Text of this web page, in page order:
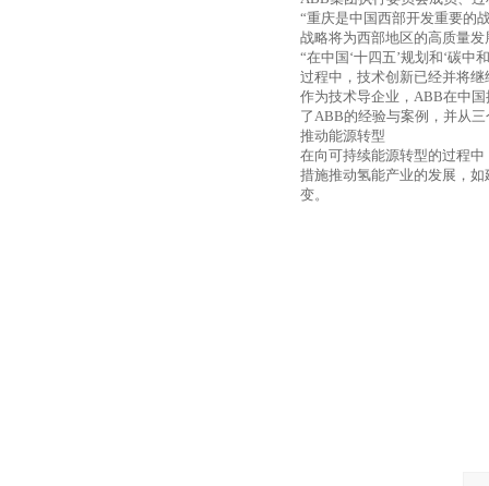
“重庆是中国西部开发重要的
战略将为西部地区的高质量
“在中国‘十四五’规划和‘碳
过程中，技术创新已经并将
作为技术导企业， ABB在中国
了ABB的经验与案例，并从
推动能源转型
在向可持续能源转型的过程
措施推动氢能产业的发展，
变。